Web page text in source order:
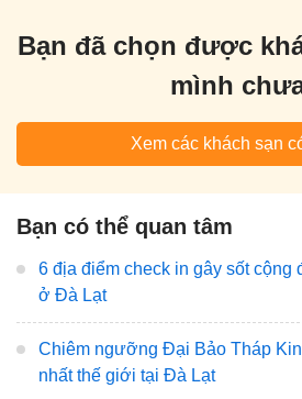
Bạn đã chọn được
mình
Xem các khách sạn
Bạn có thể quan tâm
6 địa điểm check in gây sốt cộng
ở Đà Lạt
Chiêm ngưỡng Đại Bảo Tháp
nhất thế giới tại Đà Lạt